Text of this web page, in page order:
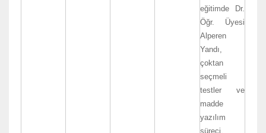
eğitimde Dr.
Öğr. Üyesi
Alperen
Yandı,
çoktan
seçmeli
testler ve
madde
yazılım
süreci,